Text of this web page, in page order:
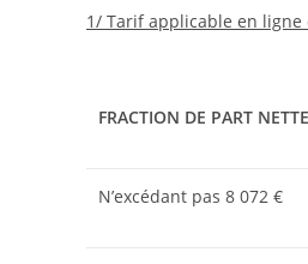
1/ Tarif applicable en ligne
FRACTION DE PART
N’excédant pas 8 072 €